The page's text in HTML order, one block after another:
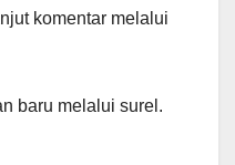
komentar melalui
baru melalui surel.